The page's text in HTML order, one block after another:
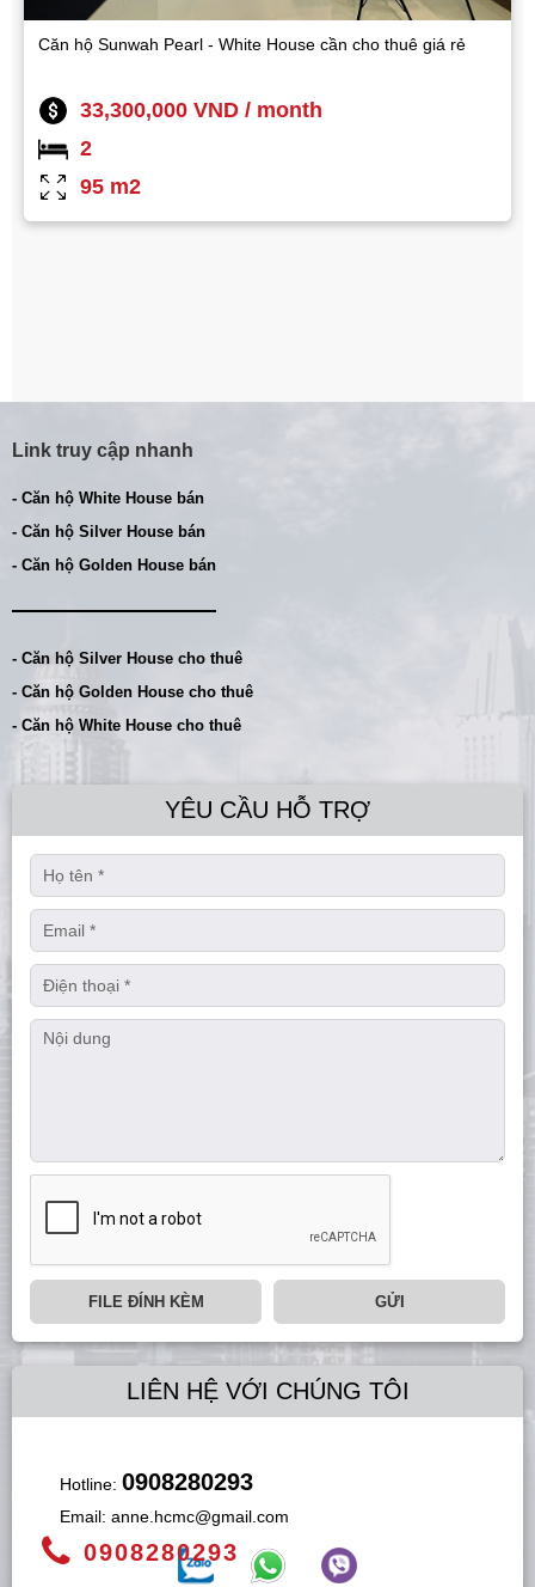
Căn hộ Sunwah Pearl - White House cần cho thuê giá rẻ
33,300,000 VND / month
2
95 m2
Link truy cập nhanh
- Căn hộ White House bán
- Căn hộ Silver House bán
- Căn hộ Golden House bán
- Căn hộ Silver House cho thuê
- Căn hộ Golden House cho thuê
- Căn hộ White House cho thuê
YÊU CẦU HỖ TRỢ
FILE ĐÍNH KÈM GỬI
LIÊN HỆ VỚI CHÚNG TÔI
Hotline: 0908280293
Email: anne.hcmc@gmail.com
0908280293